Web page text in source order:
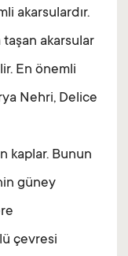
akarsulardır.
taşan akarsular
En önemli
Nehri, Delice
kaplar. Bunun
güney
çevresi